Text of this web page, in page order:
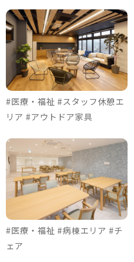
#医療・福祉 #スタッフ休憩エ
リア #アウトドア家具
#医療・福祉 #病棟エリア #チ
ェア